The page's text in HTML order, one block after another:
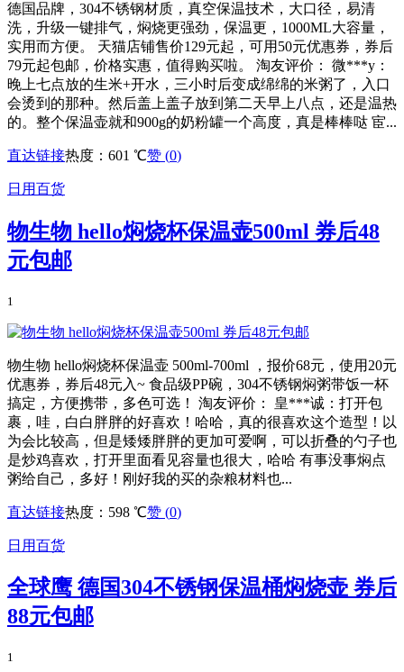
德国品牌，304不锈钢材质，真空保温技术，大口径，易清
洗，升级一键排气，焖烧更强劲，保温更，1000ML大容量，
实用而方便。 天猫店铺售价129元起，可用50元优惠券，券后
79元起包邮，价格实惠，值得购买啦。 淘友评价： 微***y：
晚上七点放的生米+开水，三小时后变成绵绵的米粥了，入口
会烫到的那种。然后盖上盖子放到第二天早上八点，还是温热
的。整个保温壶就和900g的奶粉罐一个高度，真是棒棒哒 宦...
直达链接热度：601 ℃赞 (0)
日用百货
物生物 hello焖烧杯保温壶500ml 券后48
元包邮
1
物生物 hello焖烧杯保温壶 500ml-700ml ，报价68元，使用20元
优惠券，券后48元入~ 食品级PP碗，304不锈钢焖粥带饭一杯
搞定，方便携带，多色可选！ 淘友评价： 皇***诚：打开包
裹，哇，白白胖胖的好喜欢！哈哈，真的很喜欢这个造型！以
为会比较高，但是矮矮胖胖的更加可爱啊，可以折叠的勺子也
是炒鸡喜欢，打开里面看见容量也很大，哈哈 有事没事焖点
粥给自己，多好！刚好我的买的杂粮材料也...
直达链接热度：598 ℃赞 (0)
日用百货
全球鹰 德国304不锈钢保温桶焖烧壶 券后
88元包邮
1